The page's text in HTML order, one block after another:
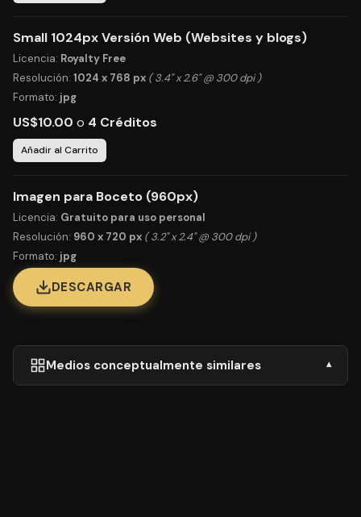
Small 1024px Versión Web (Websites y blogs)
Licencia: Royalty Free
Resolución: 1024 x 768 px ( 3.4" x 2.6" @ 300 dpi )
Formato: jpg
US$10.00 o 4 Créditos
Añadir al Carrito
Imagen para Boceto (960px)
Licencia: Gratuito para uso personal
Resolución: 960 x 720 px ( 3.2" x 2.4" @ 300 dpi )
Formato: jpg
DESCARGAR
Medios conceptualmente similares ▾